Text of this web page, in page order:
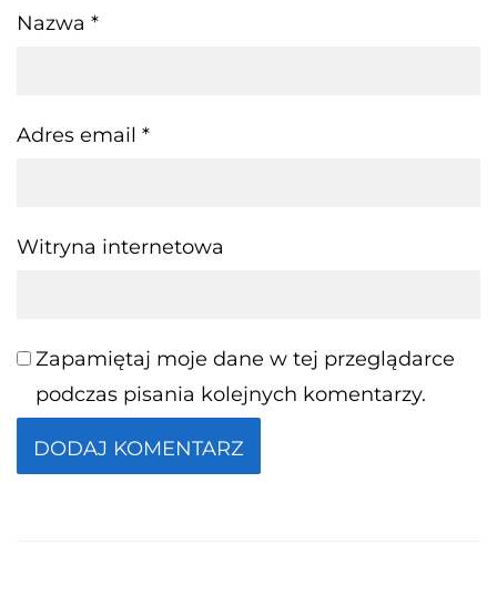
Nazwa *
Adres email *
Witryna internetowa
Zapamiętaj moje dane w tej przeglądarce
podczas pisania kolejnych komentarzy.